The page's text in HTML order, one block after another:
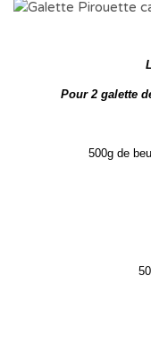
Pour 2 galette
500g de